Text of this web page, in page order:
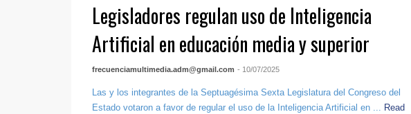
Legisladores regulan uso de Inteligencia
Artificial en educación media y superior
frecuenciamultimedia.adm@gmail.com - 10/07/2025
Las y los integrantes de la Septuagésima Sexta Legislatura del Congreso del
Estado votaron a favor de regular el uso de la Inteligencia Artificial en ...
Read